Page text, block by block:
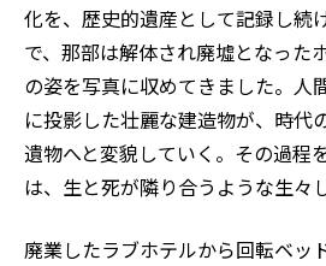
化を、歴史的遺産として記録し続
で、那部は解体され廃墟となった
の姿を写真に収めてきました。人
に投影した壮麗な建造物が、時代
遺物へと変貌していく。その過程
は、生と死が隣り合うような生々
廃業したラブホテルから回転ベッ